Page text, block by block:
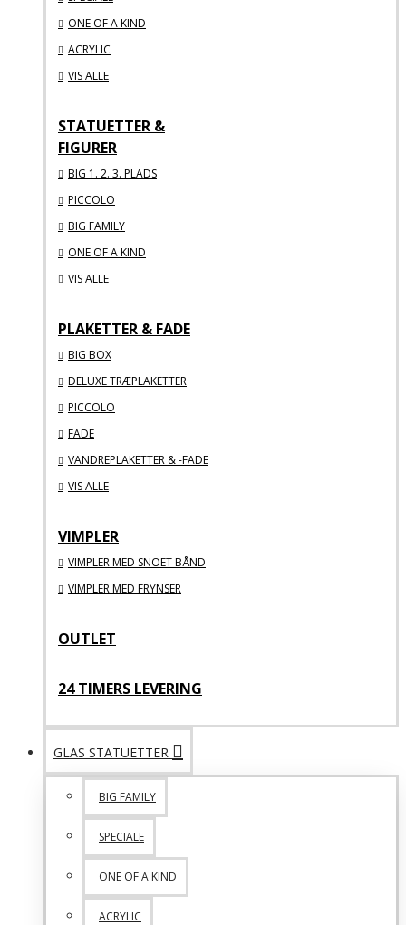
ONE OF A KIND
ACRYLIC
VIS ALLE
STATUETTER &
FIGURER
BIG 1. 2. 3. PLADS
PICCOLO
BIG FAMILY
ONE OF A KIND
VIS ALLE
PLAKETTER & FADE
BIG BOX
DELUXE TRÆPLAKETTER
PICCOLO
FADE
VANDREPLAKETTER & -FADE
VIS ALLE
VIMPLER
VIMPLER MED SNOET BÅND
VIMPLER MED FRYNSER
OUTLET
24 TIMERS LEVERING
GLAS STATUETTER
BIG FAMILY
SPECIALE
ONE OF A KIND
ACRYLIC